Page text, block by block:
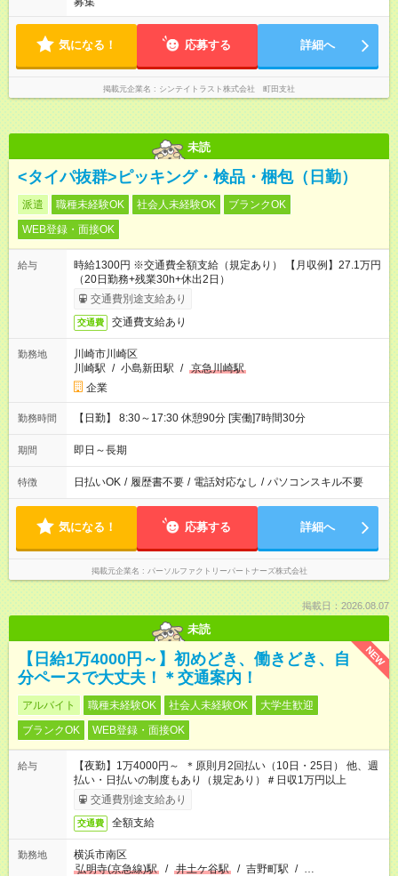
気になる！ 応募する 詳細へ
掲載元企業名 シンテイトラスト株式会社 町田支社
未読
<タイパ抜群>ピッキング・検品・梱包（日勤）
派遣 職種未経験OK 社会人未経験OK
ブランクOK
WEB登録・面接OK
給与
時給1300円 ※交通費全額支給（規定あり） 【月収例】27.1万円
（20日勤務+残業30h+休出2日）
交通費別途支給あり
交通費 交通費支給あり
勤務地
川崎市川崎区
川崎駅 / 小島新田駅 / 京急川崎駅
企業
勤務時間 【日勤】 8:30～17:30 休憩90分 [実働]7時間30分
期間 即日～長期
特徴 日払いOK / 履歴書不要 / 電話対応なし / パソコンスキル不要
気になる！ 応募する 詳細へ
掲載元企業名 パーソルファクトリーパートナーズ株式会社
掲載日：2026.08.07
未読
NEW
【日給1万4000円～】初めどき、働きどき、自
分ペースで大丈夫！＊交通案内！
アルバイト 職種未経験OK 社会人未経験OK
大学生歓迎
ブランクOK
WEB登録・面接OK
給与
【夜勤】1万4000円～ ＊原則月2回払い（10日・25日） 他、週
払い・日払いの制度もあり（規定あり）＃日収1万円以上
交通費別途支給あり
交通費 全額支給
勤務地
横浜市南区
弘明寺(京急線)駅
/ 井土ケ谷駅 / 吉野町駅 / …